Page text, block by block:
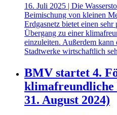
16. Juli 2025 | Die
Beimischung von kleinen
Erdgasnetz bietet einen
Übergang zu einer
einzuleiten. Außerdem
Stadtwerke wirtschaftlich
BMV startet 4.
klimafreundliche
31. August 2024)